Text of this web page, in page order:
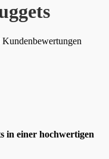
Kundenbewertungen
in einer hochwertigen